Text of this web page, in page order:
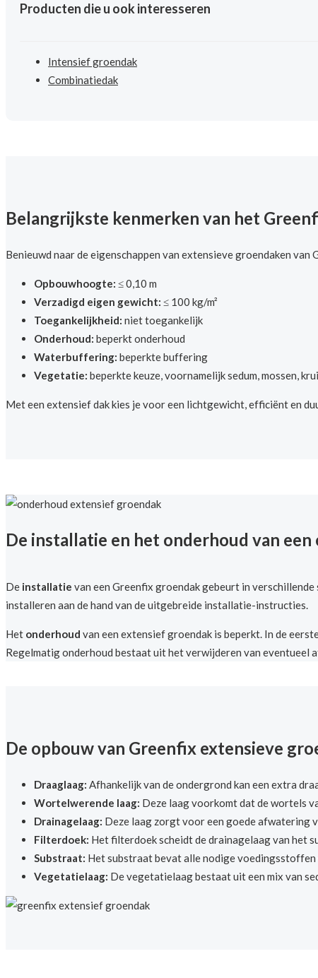
Producten die u ook interesseren
Intensief groendak
Combinatiedak
Belangrijkste kenmerken van het
Benieuwd naar de eigenschappen van extensieve groendaken
Opbouwhoogte: ≤ 0,10 m
Verzadigd eigen gewicht: ≤ 100 kg/m²
Toegankelijkheid: niet toegankelijk
Onderhoud: beperkt onderhoud
Waterbuffering: beperkte buffering
Vegetatie: beperkte keuze, voornamelijk sedum, mossen,
Met een extensief dak kies je voor een lichtgewicht, efficiënt en
De installatie en het onderhoud van
De installatie van een Greenfix groendak gebeurt in
installeren aan de hand van de uitgebreide installatie-instructies.
Het onderhoud van een extensief groendak is beperkt. In de
Regelmatig onderhoud bestaat uit het verwijderen van eventueel
De opbouw van Greenfix extensieve
Draaglaag: Afhankelijk van de ondergrond kan een extra
Wortelwerende laag: Deze laag voorkomt dat de wortels
Drainagelaag: Deze laag zorgt voor een goede afwatering
Filterdoek: Het filterdoek scheidt de drainagelaag van het
Substraat: Het substraat bevat alle nodige
Vegetatielaag: De vegetatielaag bestaat uit een mix van